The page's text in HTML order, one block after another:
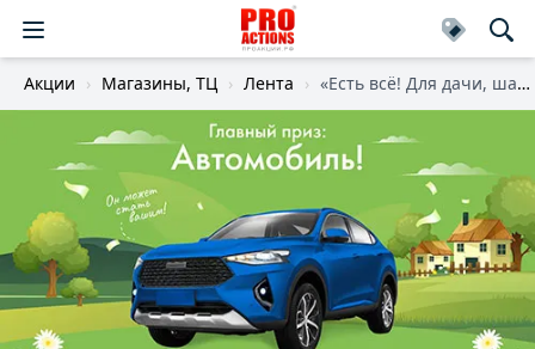
Акции Магазины, ТЦ Лента «Есть всё! Для дачи, шашлыков и активного отдыха!»